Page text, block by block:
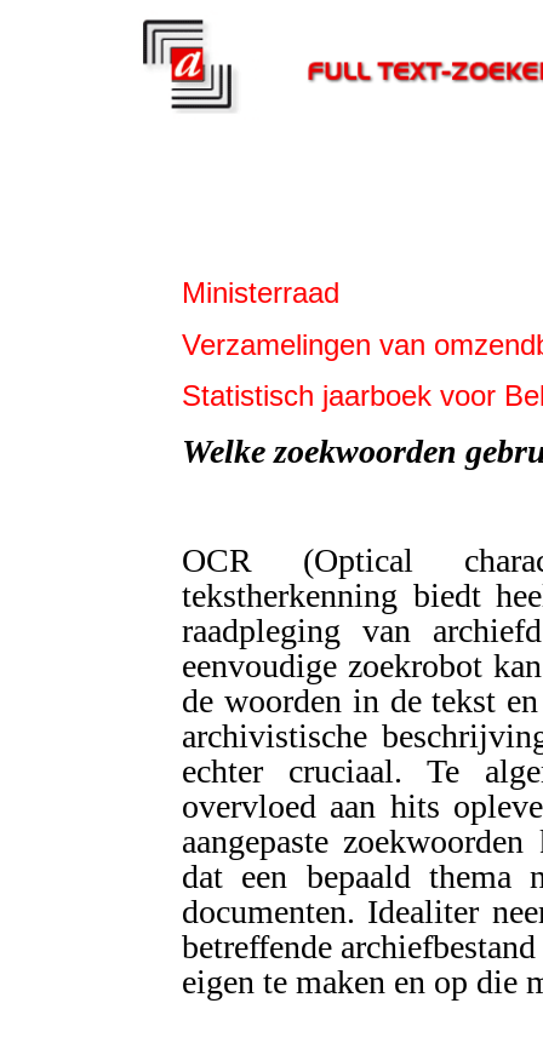
Ministerraad
Verzamelingen van
Statistisch jaarboek voor
Welke zoekwoorden
OCR (Optical
tekstherkenning biedt
raadpleging van
eenvoudige zoekrobot
de woorden in de tekst
archivistische
echter cruciaal. Te
overvloed aan hits
aangepaste
dat een bepaald thema
documenten. Idealiter
betreffende
eigen te maken en op die